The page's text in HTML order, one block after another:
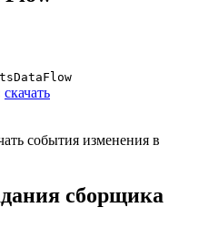
скачать
события изменения в
сборщика